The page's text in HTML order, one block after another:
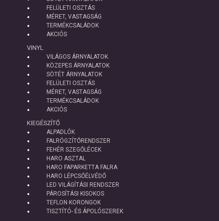
FELÜLETI OSZTÁS
MÉRET, VASTAGSÁG
TERMÉKCSALÁDOK
AKCIÓS
VINYL
VILÁGOS ÁRNYALATOK
KÖZEPES ÁRNYALATOK
SÖTÉT ÁRNYALATOK
FELÜLETI OSZTÁS
MÉRET, VASTAGSÁG
TERMÉKCSALÁDOK
AKCIÓS
KIEGÉSZÍTŐ
ALPADLÓK
FALRÖGZÍTŐRENDSZER
FEHÉR SZEGŐLÉCEK
HARO ASZTAL
HARO FAPARKETTA FALRA
HARO LÉPCSŐÉLVÉDŐ
LED VILÁGÍTÁSI RENDSZER
PÁROSÍTÁSI KISOKOS
TEFLON KORONGOK
TISZTÍTÓ- ÉS ÁPOLÓSZEREK